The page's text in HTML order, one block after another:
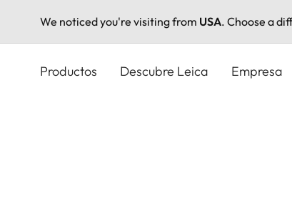
We noticed you're visiting from USA. Choose a
Productos Descubre Leica Empresa